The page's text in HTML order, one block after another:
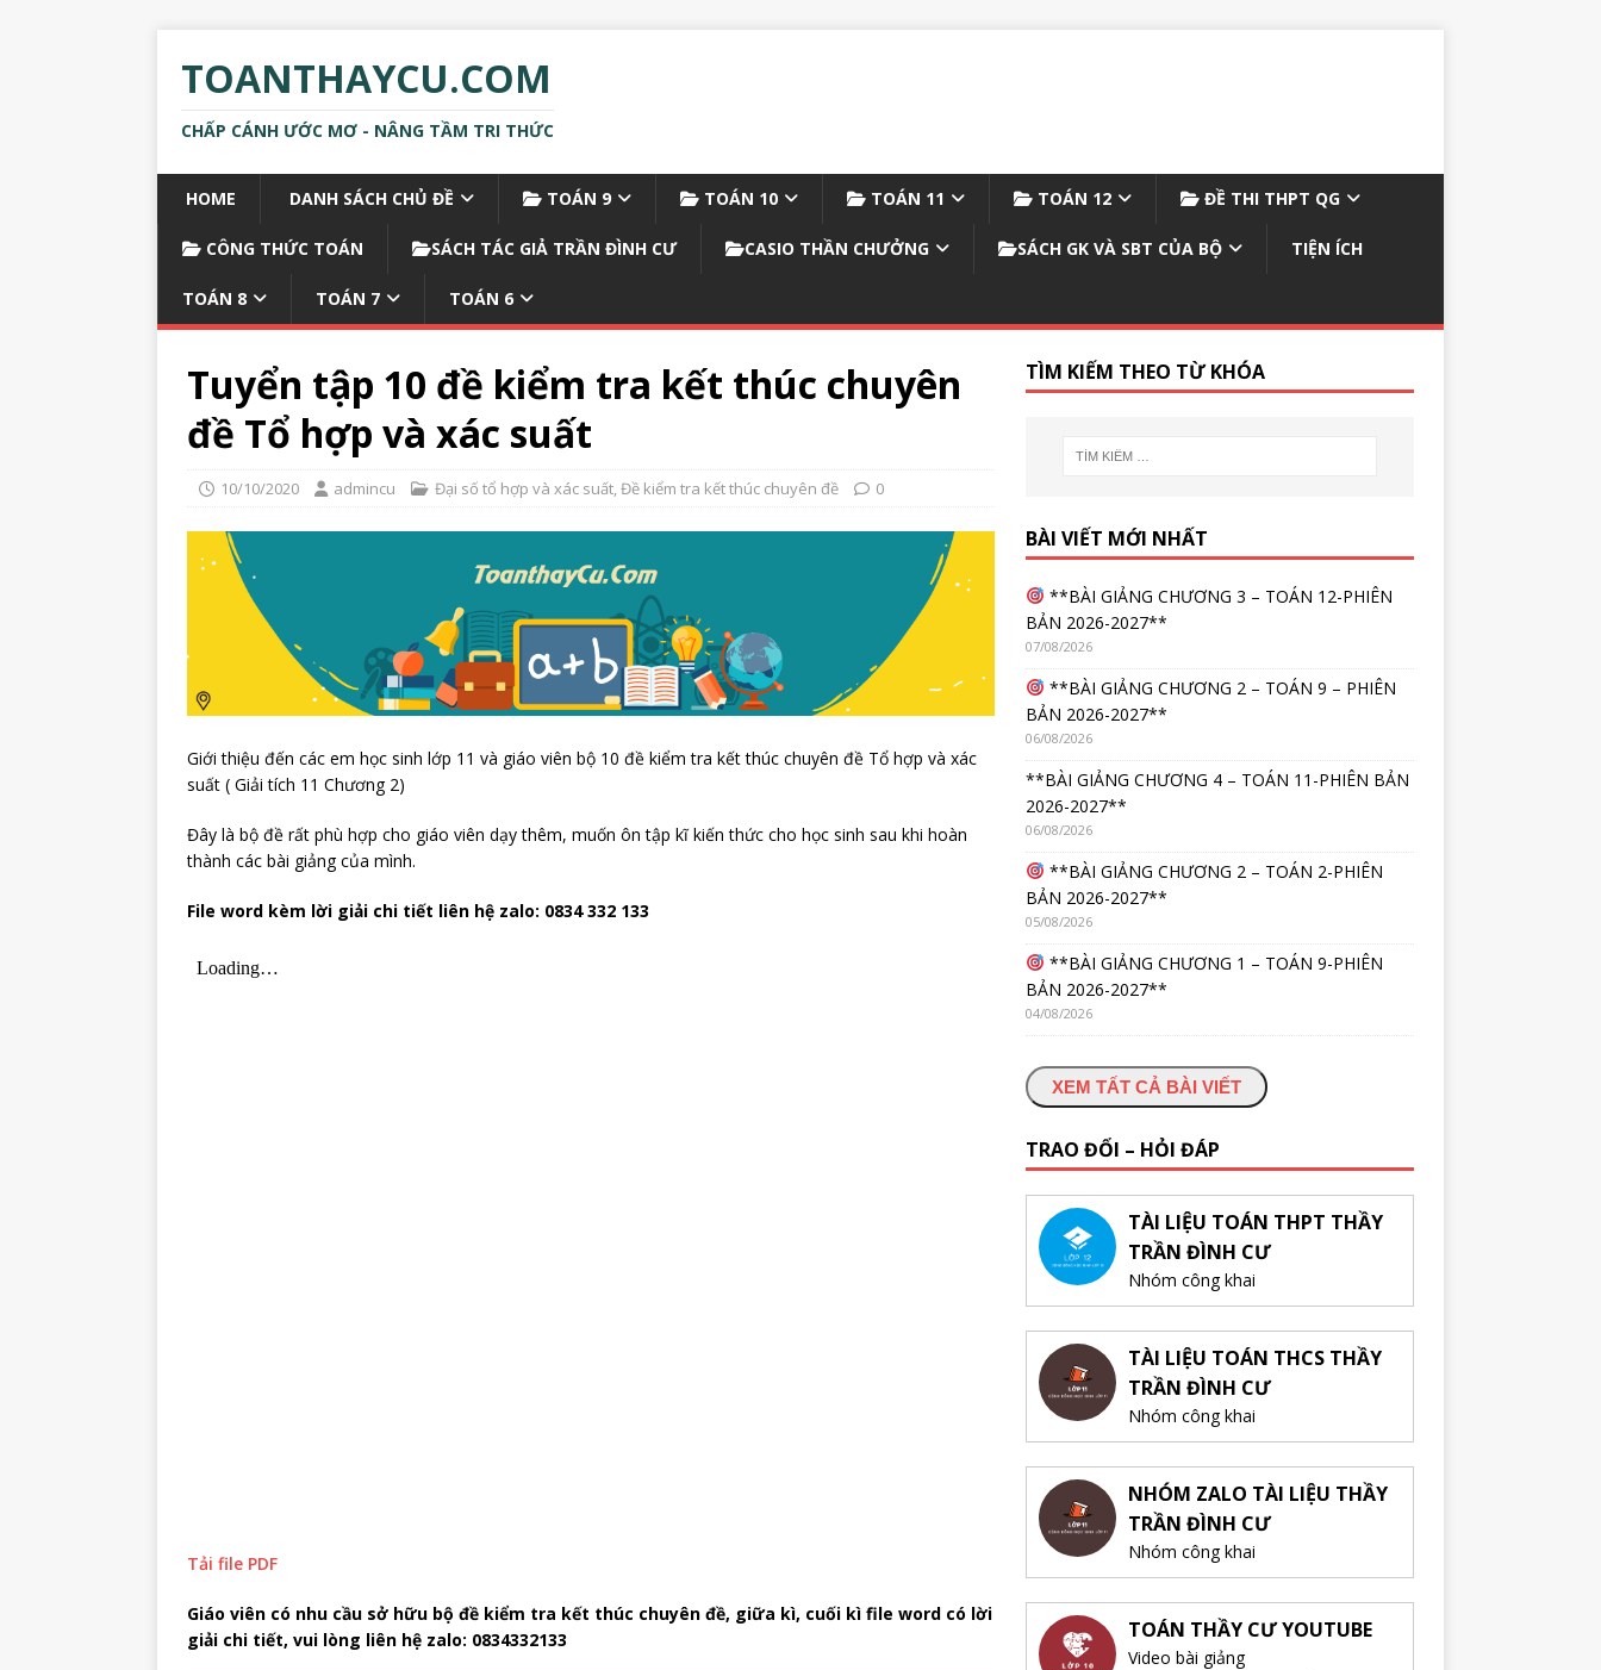
TOANTHAYCU.COM
CHẤP CÁNH ƯỚC MƠ - NÂNG TẦM TRI THỨC
HOME DANH SÁCH CHỦ ĐỀ TOÁN 9 TOÁN 10 TOÁN 11 TOÁN 12 ĐỀ THI THPT QG
CÔNG THỨC TOÁN SÁCH TÁC GIẢ TRẦN ĐÌNH CƯ CASIO THẦN CHƯỞNG SÁCH GK VÀ SBT CỦA BỘ TIỆN ÍCH
TOÁN 8 TOÁN 7 TOÁN 6
Tuyển tập 10 đề kiểm tra kết thúc chuyên
đề Tổ hợp và xác suất
10/10/2020 admincu Đại số tổ hợp và xác suất,Đề kiểm tra kết thúc chuyên đề 0
Giới thiệu đến các em học sinh lớp 11 và giáo viên bộ 10 đề kiểm tra kết thúc chuyên đề Tổ hợp và xác
suất ( Giải tích 11 Chương 2)
Đây là bộ đề rất phù hợp cho giáo viên dạy thêm, muốn ôn tập kĩ kiến thức cho học sinh sau khi hoàn
thành các bài giảng của mình.
File word kèm lời giải chi tiết liên hệ zalo: 0834 332 133
Tải file PDF
Giáo viên có nhu cầu sở hữu bộ đề kiểm tra kết thúc chuyên đề, giữa kì, cuối kì file word có lời
giải chi tiết, vui lòng liên hệ zalo: 0834332133
TÌM KIẾM THEO TỪ KHÓA
BÀI VIẾT MỚI NHẤT
**BÀI GIẢNG CHƯƠNG 3 – TOÁN 12-PHIÊN
BẢN 2026-2027**
07/08/2026
**BÀI GIẢNG CHƯƠNG 2 – TOÁN 9 – PHIÊN
BẢN 2026-2027**
06/08/2026
**BÀI GIẢNG CHƯƠNG 4 – TOÁN 11-PHIÊN BẢN
2026-2027**
06/08/2026
**BÀI GIẢNG CHƯƠNG 2 – TOÁN 2-PHIÊN
BẢN 2026-2027**
05/08/2026
**BÀI GIẢNG CHƯƠNG 1 – TOÁN 9-PHIÊN
BẢN 2026-2027**
04/08/2026
XEM TẤT CẢ BÀI VIẾT
TRAO ĐỔI – HỎI ĐÁP
TÀI LIỆU TOÁN THPT THẦY
TRẦN ĐÌNH CƯ
Nhóm công khai
TÀI LIỆU TOÁN THCS THẦY
TRẦN ĐÌNH CƯ
Nhóm công khai
NHÓM ZALO TÀI LIỆU THẦY
TRẦN ĐÌNH CƯ
Nhóm công khai
TOÁN THẦY CƯ YOUTUBE
Video bài giảng